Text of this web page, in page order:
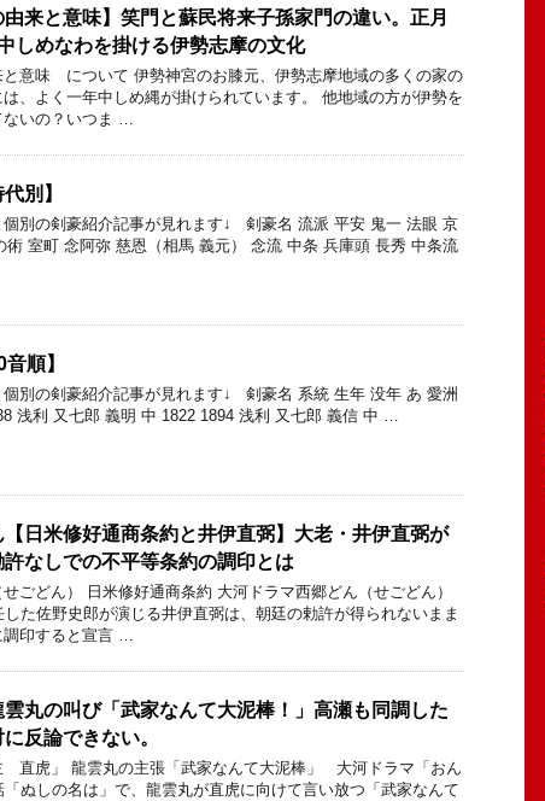
来と意味】笑門と蘇民将来子孫家門の違い。正月
しめなわを掛ける伊勢志摩の文化
意味 について 伊勢神宮のお膝元、伊勢志摩地域の多くの家の
、よく一年中しめ縄が掛けられています。 他地域の方が伊勢を
ないの？いつま …
別】
個別の剣豪紹介記事が見れます↓ 剣豪名 流派 平安 鬼一 法眼 京
術 室町 念阿弥 慈恩（相馬 義元） 念流 中条 兵庫頭 長秀 中条流
順】
別の剣豪紹介記事が見れます↓ 剣豪名 系統 生年 没年 あ 愛洲
浅利 又七郎 義明 中 1822 1894 浅利 又七郎 義信 中 …
日米修好通商条約と井伊直弼】大老・井伊直弼が
なしでの不平等条約の調印とは
ごどん） 日米修好通商条約 大河ドラマ西郷どん（せごどん）
た佐野史郎が演じる井伊直弼は、朝廷の勅許が得られないまま
調印すると宣言 …
丸の叫び「武家なんて大泥棒！」高瀬も同調した
反論できない。
直虎」 龍雲丸の主張「武家なんて大泥棒」 大河ドラマ「おん
ぬしの名は」で、龍雲丸が直虎に向けて言い放つ「武家なんて